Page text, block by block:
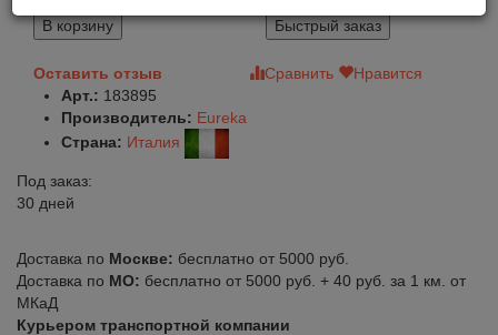
В корзину
Быстрый заказ
Оставить отзыв Сравнить
Нравится
Арт.: 183895
Производитель: Eureka
Страна: Италия
Под заказ:
30 дней
Доставка по Москве: бесплатно от 5000 руб.
Доставка по МО: бесплатно от 5000 руб. + 40 руб. за 1 км. от
МКаД
Курьером транспортной компании